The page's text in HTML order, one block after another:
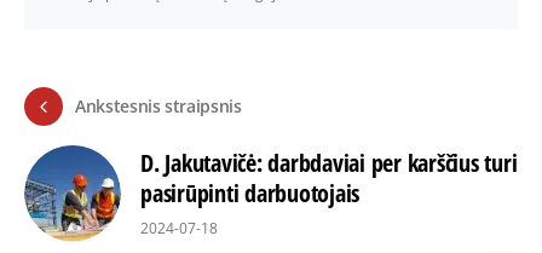
Ankstesnis straipsnis
D. Jakutavičė: darbdaviai per karščius turi
pasirūpinti darbuotojais
2024-07-18